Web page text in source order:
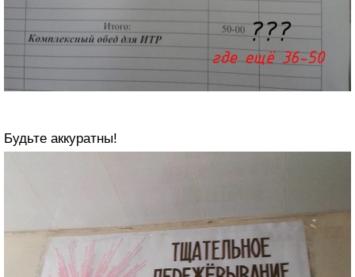
Будьте аккуратны!